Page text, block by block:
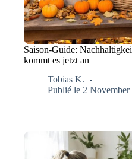
Saison-Guide:
kommt es jetzt an
Tobias K.
Publié le 2 November